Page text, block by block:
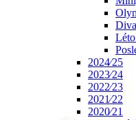
2024⁄25
2023⁄24
2022⁄23
2021⁄22
2020⁄21